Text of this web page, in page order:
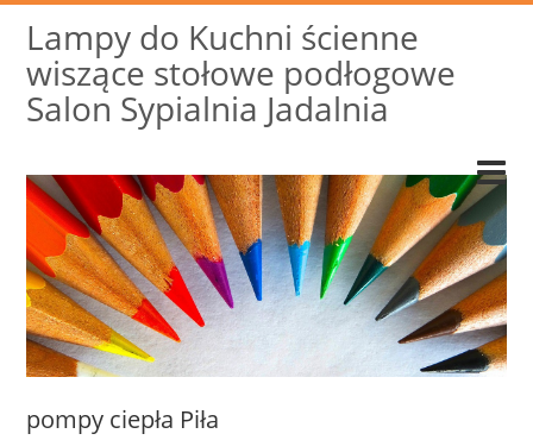
Lampy do Kuchni ścienne
wiszące stołowe podłogowe
Salon Sypialnia Jadalnia
pompy ciepła Piła